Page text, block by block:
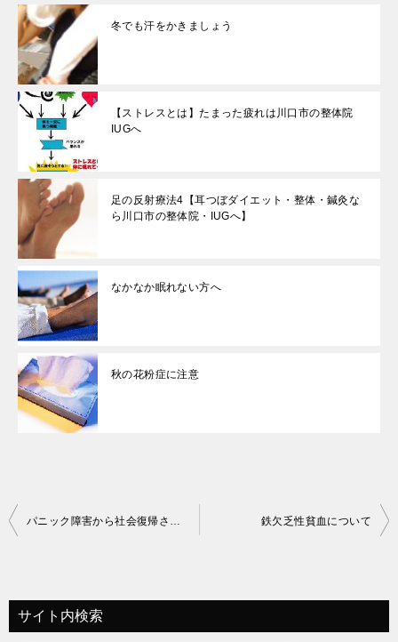
冬でも汗をかきましょう
【ストレスとは】たまった疲れは川口市の整体院
IUGへ
足の反射療法4【耳つぼダイエット・整体・鍼灸な
ら川口市の整体院・IUGへ】
なかなか眠れない方へ
秋の花粉症に注意
投
ビ
ゲ
パニック障害から社会復帰された方の体験談 鉄欠乏性貧血について
サイト内検索